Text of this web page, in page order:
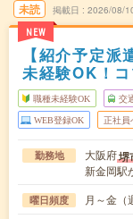
未読
NEW
掲載日 2026/08/
【紹介予定派
未経験OK！
職種未経験OK 交
WEB登録OK 正社員
勤務地 大阪府堺
新金岡駅
曜日頻度 月～金（